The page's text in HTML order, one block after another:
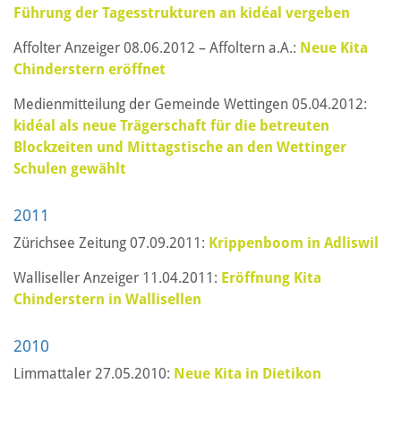
Führung der Tagesstrukturen an kidéal vergeben
Affolter Anzeiger 08.06.2012 – Affoltern a.A.: Neue Kita
Chinderstern eröffnet
Medienmitteilung der Gemeinde Wettingen 05.04.2012:
kidéal als neue Trägerschaft für die betreuten
Blockzeiten und Mittagstische an den Wettinger
Schulen gewählt
2011
Zürichsee Zeitung 07.09.2011: Krippenboom in Adliswil
Walliseller Anzeiger 11.04.2011: Eröffnung Kita
Chinderstern in Wallisellen
2010
Limmattaler 27.05.2010: Neue Kita in Dietikon